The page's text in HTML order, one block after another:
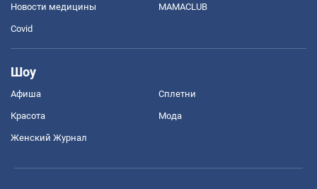
Новости медицины MAMACLUB
Covid
Шоу
Афиша Сплетни
Красота Мода
Женский Журнал